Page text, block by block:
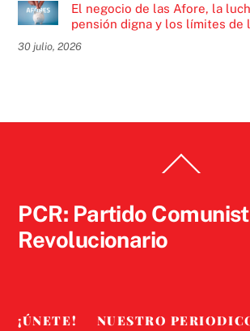
El negocio de las Afore, la
pensión digna y los límites de
30 julio, 2026
To
PCR: Partido
Revolucionario
¡ÚNETE!
NUESTRO